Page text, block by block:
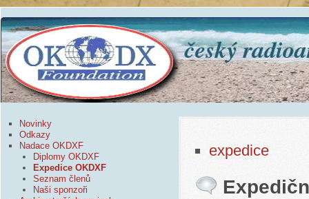
Novinky
Odkazy
Nadace OKDXF
Diplomy OKDXF
Expedice OKDXF
Seznam členů
Naši sponzoři
expedice